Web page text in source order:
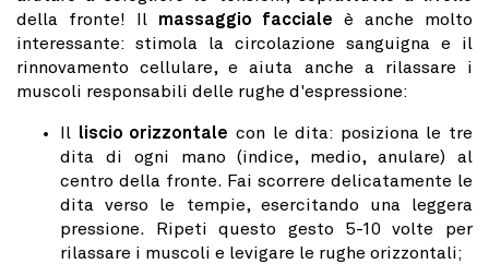
della fronte! Il massaggio facciale è anche molto
interessante: stimola la circolazione sanguigna e il
rinnovamento cellulare, e aiuta anche a rilassare i
muscoli responsabili delle rughe d'espressione:
Il liscio orizzontale con le dita: posiziona le tre
dita di ogni mano (indice, medio, anulare) al
centro della fronte. Fai scorrere delicatamente le
dita verso le tempie, esercitando una leggera
pressione. Ripeti questo gesto 5-10 volte per
rilassare i muscoli e levigare le rughe orizzontali;